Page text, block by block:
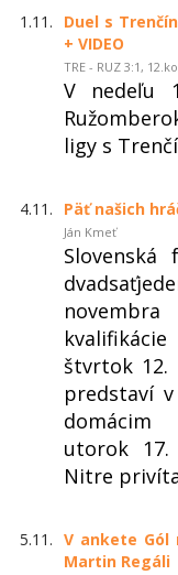
1.11.
Duel s
+ VIDEO
TRE - RUZ 3:1,
V nedeľu
ligy s
4.11. Päť našich
Ján Kmeť
Slovenská
štvrtok 12.
predstaví
domácim
utorok 17.
Nitre
5.11. V ankete Gól
Martin Regáli